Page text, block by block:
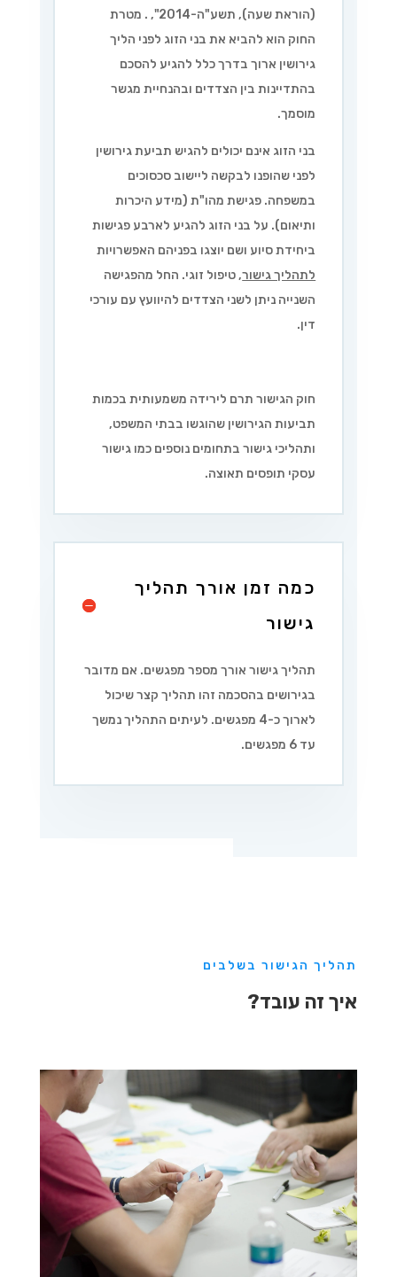
(הוראת שעה), תשע"ה-2014
", . מטרת
החוק הוא להביא את בני הזוג לפני הליך
גירושין ארוך בדרך כלל להגיע להסכם
בהתדיינות בין הצדדים ובהנחיית מגשר
מוסמך.
בני הזוג אינם יכולים להגיש תביעת גירושין
לפני שהופנו לבקשה ליישוב סכסוכים
במשפחה. פגישת מהו"ת (מידע היכרות
ותיאום). על בני הזוג להגיע לארבע פגישות
ביחידת סיוע ושם יוצגו בפניהם האפשרויות
לתהליך גישור, טיפול זוגי. החל מהפגישה
השנייה ניתן לשני הצדדים להיוועץ עם עורכי
דין.
חוק הגישור תרם לירידה משמעותית בכמות
תביעות הגירושין שהוגשו בבתי המשפט,
ותהליכי גישור בתחומים נוספים כמו גישור
עסקי תופסים תאוצה.
כמה זמן אורך תהליך
גישור
תהליך גישור אורך מספר מפגשים. אם מדובר
בגירושים בהסכמה זהו תהליך קצר שיכול
לארוך כ-4 מפגשים. לעיתים התהליך נמשך
עד 6 מפגשים.
תהליך הגישור בשלבים
איך זה עובד?